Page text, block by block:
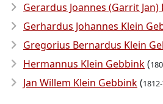
Gerardus Joannes (Garrit
Gerhardus Johannes Klein
Gregorius Bernardus Klein
Hermannus Klein Gebbink(
Jan Willem Klein Gebbink(